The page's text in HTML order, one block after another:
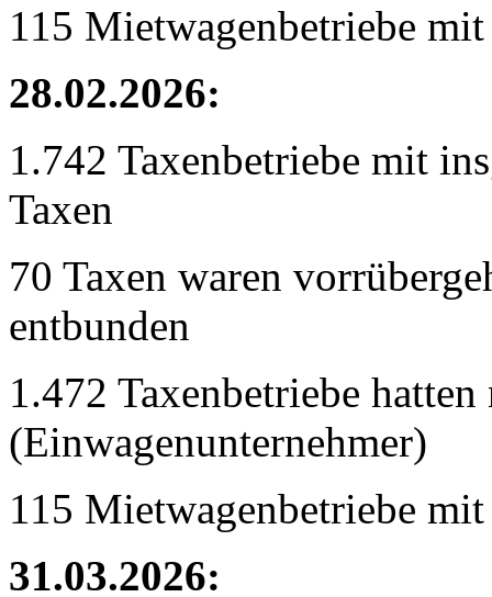
115 Mietwagenbetriebe
28.02.2026:
1.742 Taxenbetriebe mit
Taxen
70 Taxen waren
entbunden
1.472 Taxenbetriebe hatten
(Einwagenunternehmer)
115 Mietwagenbetriebe
31.03.2026: